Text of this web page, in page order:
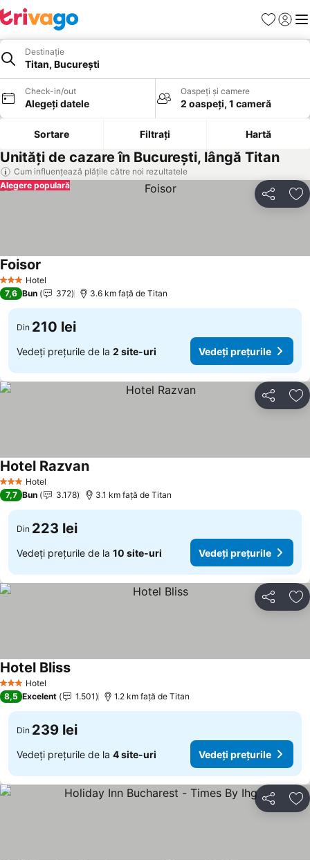
Favorite
Destinație
Titan, București
Check-in/out
Alegeți datele
Oaspeți și camere
2 oaspeți, 1 cameră
Sortare Filtrați Hartă
Unități de cazare în București, lângă Titan
Cum influențează plățile către noi rezultatele
Distribuiți
Alegere populară
3 SteleHotel
Foisor
7,6 Bun 372 3.6 km faţă de Titan
Din 210 lei
Vedeți prețurile de la 2 site-uri Vedeți prețurile
Distribuiți
3 SteleHotel
Hotel Razvan
7,7 Bun 3.178 3.1 km faţă de Titan
Din 223 lei
Vedeți prețurile de la 10 site-uri Vedeți prețurile
Distribuiți
3 SteleHotel
Hotel Bliss
8,5 Excelent 1.501 1.2 km faţă de Titan
Din 239 lei
Vedeți prețurile de la 4 site-uri Vedeți prețurile
Distribuiți